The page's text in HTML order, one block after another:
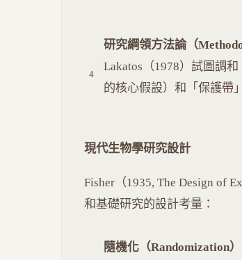
研究綱領方法論（
Lakatos（1978）試圖調
的核心假設）和「保護帶
現代生物學研究設計
Fisher（1935, The Design of
和基礎研究的設計考量：
隨機化（Randomization）